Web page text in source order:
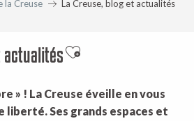
la Creuse La Creuse, blog et actualités
actualitésAjouter aux favoris
» ! La Creuse éveille en vous
liberté. Ses grands espaces et